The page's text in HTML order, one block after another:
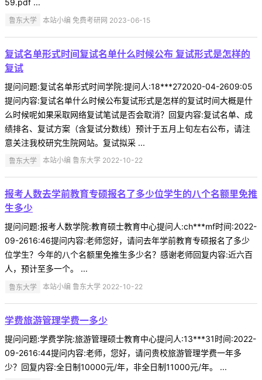
鲁东大学 本站小编 免费考研网 2023-06-15
复试名单形式时间复试名单什么时候公布 复试形式是怎样的
复试
提问问题:复试名单形式时间学院:提问人:18***272020-04-2609:05
提问内容:复试名单什么时候公布复试形式是怎样的复试时间大概是什
么时候呢如果采取网络复试笔试是否会取消？回复内容:复试名单、成
绩排名、复试方案（含复试分数线）预计于五月上旬左右公布，请注
意关注我校研究生院网站。复试拟采 ...
鲁东大学 本站小编 鲁东大学 2022-10-22
报考人数去学前教育专硕报名了多少位学生的八个名额里免推
生多少
提问问题:报考人数学院:教育硕士教育中心提问人:ch***mf时间:2022-
09-2616:46提问内容:老师您好，请问去年学前教育专硕报名了多少
位学生？今年的八个名额里免推生多少名？感谢老师回复内容:近六百
人，预计至多一个。 ...
鲁东大学 本站小编 鲁东大学 2022-10-22
学费旅游管理学费一多少
提问问题:学费学院:旅游管理硕士教育中心提问人:13***31时间:2022-
09-2616:44提问内容:老师，您好，请问贵校旅游管理学费一年多
少？回复内容:全日制10000元/年，非全日制11000元/年。 ...